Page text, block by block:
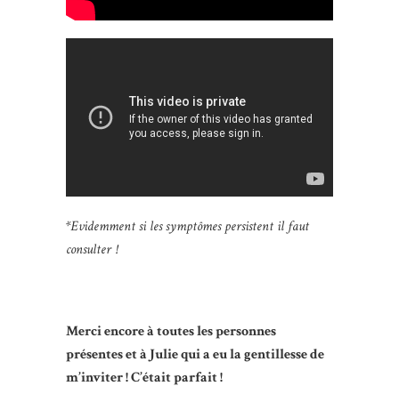
*Evidemment si les symptômes persistent il faut
consulter !
Merci encore à toutes les personnes
présentes et à Julie qui a eu la gentillesse de
m’inviter ! C’était parfait !